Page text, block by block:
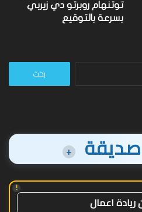
توتنهام روبرتو دي زيربي
بسرعة بالتوقيع
البحث
+
!
ريادة اعمال